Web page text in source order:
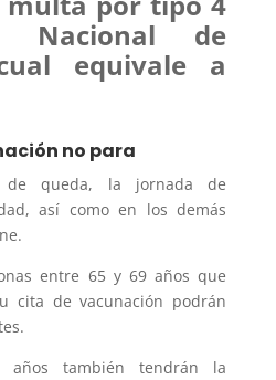
Nacional de
equivale a
no para
queda, la jornada de
así como en los demás
entre 65 y 69 años que
cita de vacunación podrán
años también tendrán la